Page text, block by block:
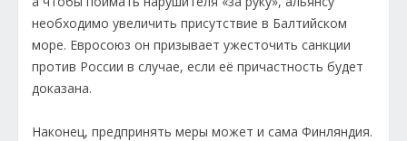
необходимо увеличить присутствие в Балтийском
море. Евросоюз он призывает ужесточить санкции
против России в случае, если её причастность будет
доказана.
Наконец, предпринять меры может и сама Финляндия.